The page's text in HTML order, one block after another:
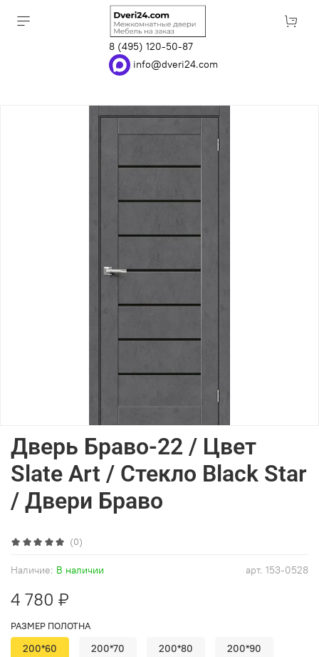
8 (495) 120-50-87
info@dveri24.com
(0)
арт. 153-0528
Наличие: В наличии
Дверь Браво-22 / Цвет
Slate Art / Стекло Black Star
/ Двери Браво
4 780 ₽
РАЗМЕР ПОЛОТНА
200*60 200*70 200*80 200*90